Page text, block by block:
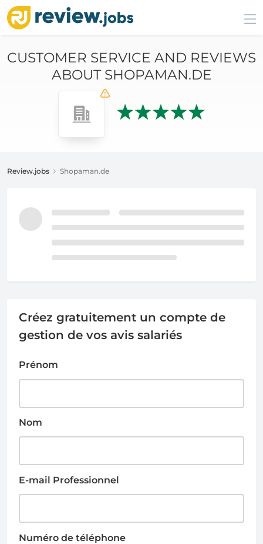
CUSTOMER SERVICE AND REVIEWS
ABOUT SHOPAMAN.DE
Review.jobs Shopaman.de
Créez gratuitement un compte de
gestion de vos avis salariés
Prénom
Nom
E-mail Professionnel
Numéro de téléphone